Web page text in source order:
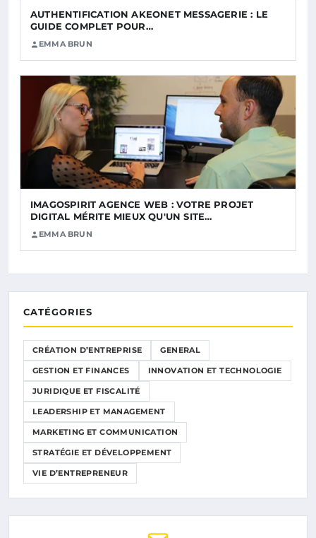
AUTHENTIFICATION AKEONET MESSAGERIE : LE
GUIDE COMPLET POUR…
EMMA BRUN
IMAGOSPIRIT AGENCE WEB : VOTRE PROJET
DIGITAL MÉRITE MIEUX QU'UN SITE…
EMMA BRUN
CATÉGORIES
CRÉATION D’ENTREPRISE GENERAL
GESTION ET FINANCES INNOVATION ET TECHNOLOGIE
JURIDIQUE ET FISCALITÉ
LEADERSHIP ET MANAGEMENT
MARKETING ET COMMUNICATION
STRATÉGIE ET DÉVELOPPEMENT
VIE D’ENTREPRENEUR